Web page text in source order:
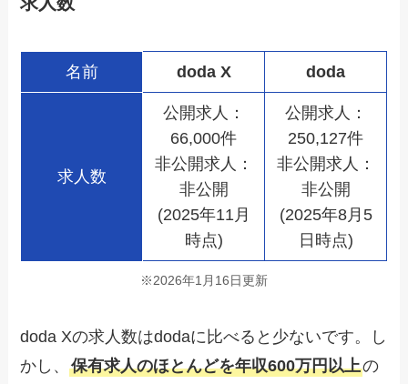
名前 doda X doda
求人数
公開求人：
66,000件
非公開求人：
非公開
(2025年11月
時点)
公開求人：
250,127件
非公開求人：
非公開
(2025年8月5
日時点)
※2026年1月16日更新
doda Xの求人数はdodaに比べると少ないです。し
かし、保有求人のほとんどを年収600万円以上の